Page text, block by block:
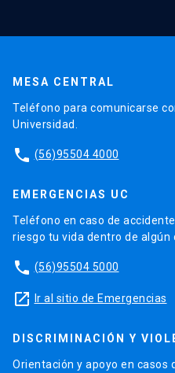
MESA CENTRAL
Teléfono para comunicarse
Universidad.
phone (56)95504 4000
EMERGENCIAS UC
Teléfono en caso de
riesgo tu vida dentro de algún
phone (56)95504 5000
launch Ir al sitio de Emergencias
DISCRIMINACIÓN Y
Orientación y apoyo en casos